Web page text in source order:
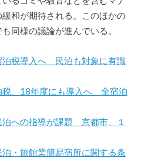
和が期待される。このほかの
同様の議論が進んでいる。
泊税導入へ 民泊も対象に有識
税、18年度にも導入へ 全宿泊
泊への指導が課題 京都市、１
・旅館業簡易宿所に関する条